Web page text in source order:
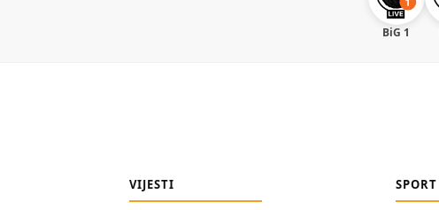
BiG 1
VIJESTI SPORT